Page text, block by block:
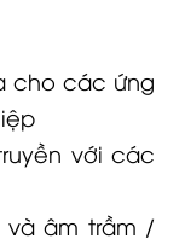
cho các ứng
với các
âm trầm /